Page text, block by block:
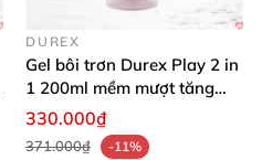
DUREX
Gel bôi trơn Durex Play 2 in
1 200ml mềm mượt tăng
khoái cảm
330.000₫
371.000₫
-11%